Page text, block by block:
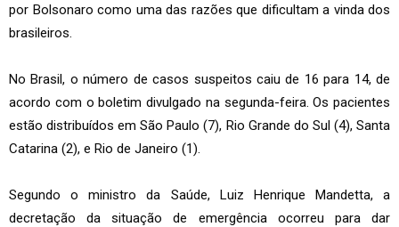
por Bolsonaro como uma das razões que dificultam a vinda dos
brasileiros.
No Brasil, o número de casos suspeitos caiu de 16 para 14, de
acordo com o boletim divulgado na segunda-feira. Os pacientes
estão distribuídos em São Paulo (7), Rio Grande do Sul (4), Santa
Catarina (2), e Rio de Janeiro (1).
Segundo o ministro da Saúde, Luiz Henrique Mandetta, a
decretação da situação de emergência ocorreu para dar